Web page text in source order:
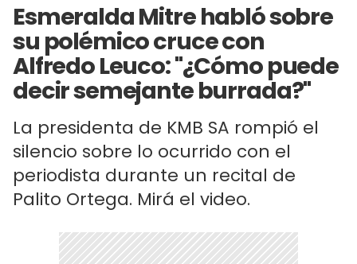
Esmeralda Mitre habló sobre
su polémico cruce con
Alfredo Leuco: "¿Cómo puede
decir semejante burrada?"
La presidenta de KMB SA rompió el
silencio sobre lo ocurrido con el
periodista durante un recital de
Palito Ortega. Mirá el video.